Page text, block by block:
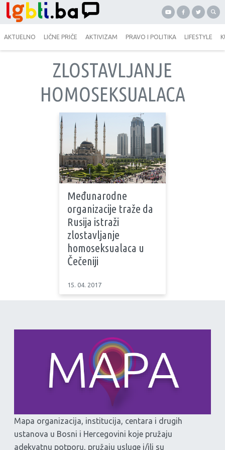
AKTUELNO LIČNE PRIČE AKTIVIZAM PRAVO I POLITIKA LIFESTYLE
ZLOSTAVLJANJE
HOMOSEKSUALACA
Međunarodne
organizacije traže da
Rusija istraži
zlostavljanje
homoseksualaca u
Čečeniji
15. 04. 2017
Mapa organizacija, institucija, centara i drugih
ustanova u Bosni i Hercegovini koje pružaju
adekvatnu potporu, pružaju usluge i/ili su